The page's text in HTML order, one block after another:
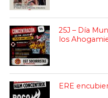
25J – Día
los
ERE